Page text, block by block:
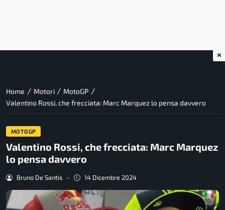
Home / Motori / MotoGP /
Valentino Rossi, che frecciata: Marc Marquez lo pensa davvero
MOTOGP
Valentino Rossi, che frecciata: Marc Marquez
lo pensa davvero
Bruno De Santis - 14 Dicembre 2024
×